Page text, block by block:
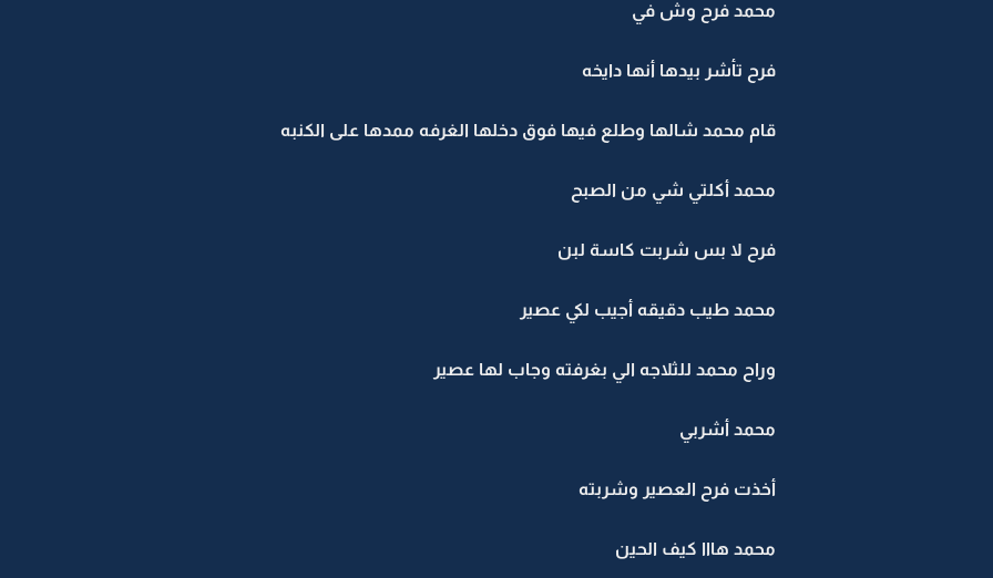
محمد فرح وش في
فرح تأشر بيدها أنها دايخه
قام محمد شالها وطلع فيها فوق دخلها الغرفه ممدها على الكنبه
محمد أكلتي شي من الصبح
فرح لا بس شربت كاسة لبن
محمد طيب دقيقه أجيب لكي عصير
وراح محمد للثلاجه الي بغرفته وجاب لها عصير
محمد أشربي
أخذت فرح العصير وشربته
محمد هااا كيف الحين